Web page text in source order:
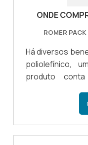
ONDE
ROMER
Há diversos
poliolefínico,
produto
diferentes
fundamental
poliolefínico, por
DO filme